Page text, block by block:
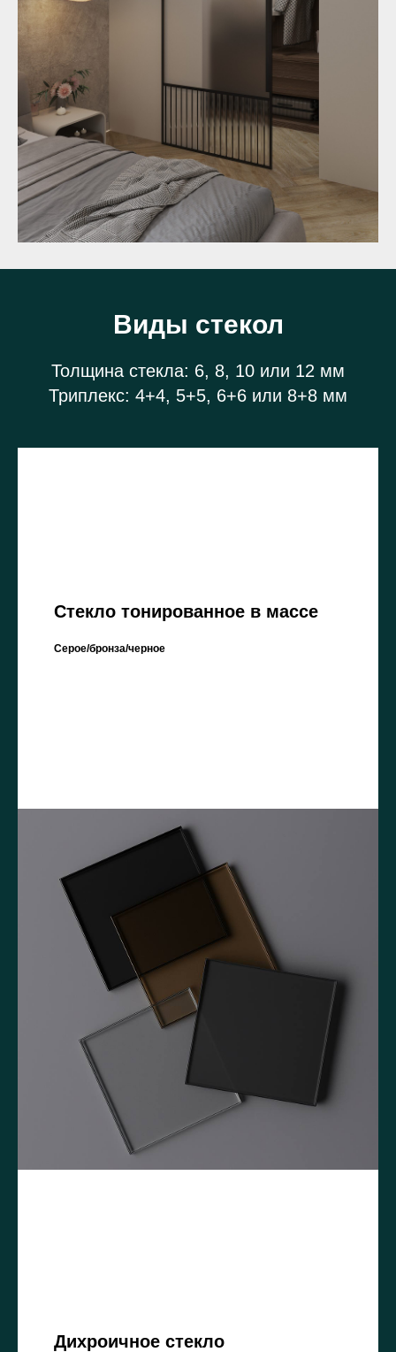
Виды стекол
Толщина стекла: 6, 8, 10 или 12 мм
Триплекс: 4+4, 5+5, 6+6 или 8+8 мм
Стекло тонированное в массе
Серое/бронза/черное
Дихроичное стекло